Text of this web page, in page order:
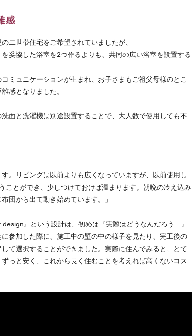
感
二世帯住宅をご希望されていましたが、
妥協した浴室を2つ作るよりも、共同の広い浴室を設置する
ミュニケーションが生まれ、お子さまもご祖父母様のとこ
感となりました。
面と洗濯機は別途設置することで、大人数で使用しても不
す。リビングは以前よりも広くなっていますが、以前使用し
ことができ、少しつけておけば温まります。朝晩の冷え込み
団から出て動き始めています。」
design』という設計は、初めは『実際はどうなんだろう…』
参加した際に、施工中の壁の中の様子を見たり、完工後の
て選択することができました。実際に住んでみると、とて
っと安く、これから長く住むことを考えれば高くないコス